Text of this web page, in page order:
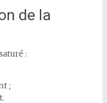
de la
:
;